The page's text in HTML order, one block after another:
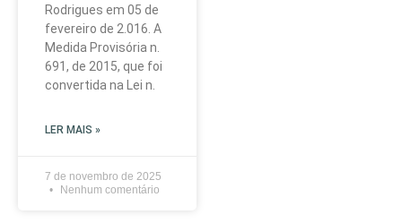
Rodrigues em 05 de
fevereiro de 2.016. A
Medida Provisória n.
691, de 2015, que foi
convertida na Lei n.
LER MAIS »
7 de novembro de 2025
Nenhum comentário